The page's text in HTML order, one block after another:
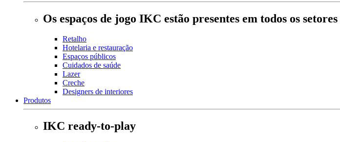
Os espaços de jogo IKC estão presentes em todos os setores
Retalho
Hotelaria e restauração
Espaços públicos
Cuidados de saúde
Lazer
Creche
Designers de interiores
Produtos
IKC ready-to-play